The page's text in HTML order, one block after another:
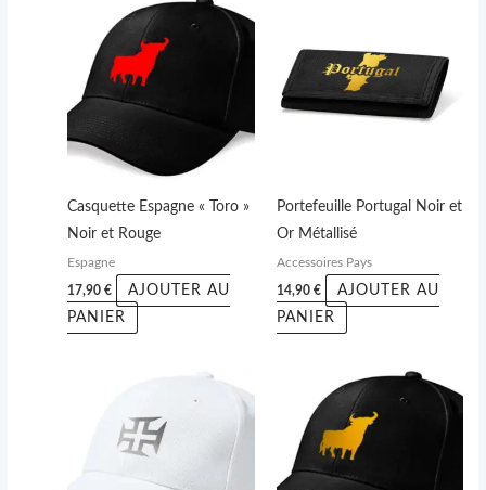
Casquette Espagne « Toro »
Noir et Rouge
Espagne
17,90€
AJOUTER AU
PANIER
Portefeuille Portugal Noir et
Or Métallisé
Accessoires Pays
14,90 €
AJOUTER AU
PANIER